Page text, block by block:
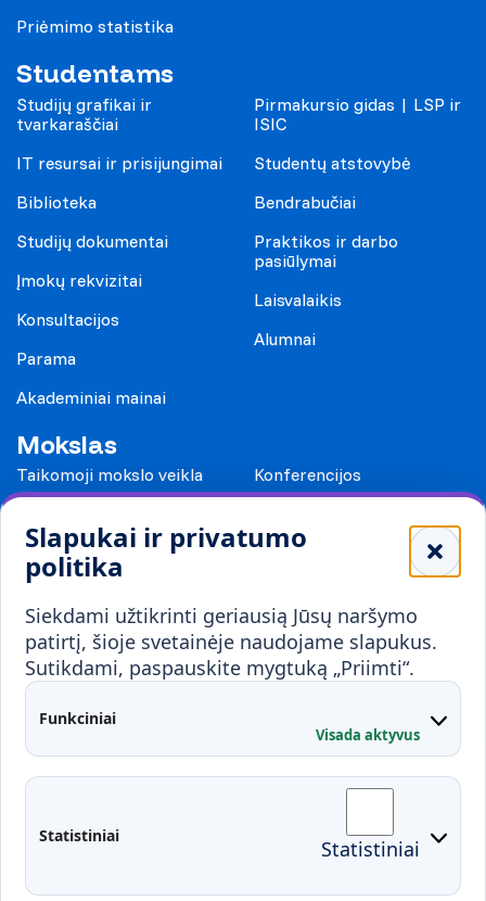
Slapukai ir privatumo
politika
Siekdami užtikrinti geriausią Jūsų naršymo
patirtį, šioje svetainėje naudojame slapukus.
Sutikdami, paspauskite mygtuką „Priimti“.
Funkciniai
Visada aktyvus
Statistiniai Statistiniai
Priėmimo statistika
Studentams
Studijų grafikai ir
tvarkaraščiai
IT resursai ir prisijungimai
Biblioteka
Studijų dokumentai
Įmokų rekvizitai
Konsultacijos
Parama
Akademiniai mainai
Pirmakursio gidas | LSP ir
ISIC
Studentų atstovybė
Bendrabučiai
Praktikos ir darbo
pasiūlymai
Laisvalaikis
Alumnai
Mokslas
Taikomoji mokslo veikla
Konferencijos
Mokykloms
Visuomenei ir verslui
Mokymai ir konsultavimas
Partnerystės
Karjera
Kontaktai
Administracija
Fakultetai
Studentų atstovybė
Moodle